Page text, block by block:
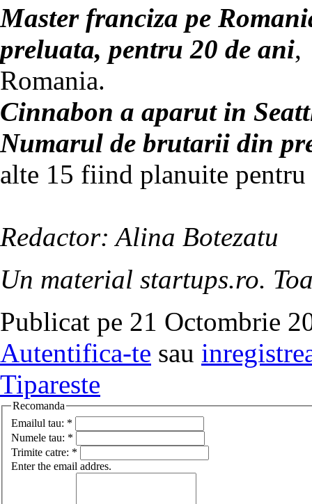
Master franciza pe
preluata, pentru 20 de ani,
Romania.
Cinnabon a aparut in
Numarul de brutarii din
alte 15 fiind planuite
Redactor: Alina Botezatu
Un material startups.ro.
Publicat pe 21 Octombrie
Autentifica-te sau
Tipareste
Recomanda
Emailul tau: *
Numele tau: *
Trimite catre: *
Enter the email addres.